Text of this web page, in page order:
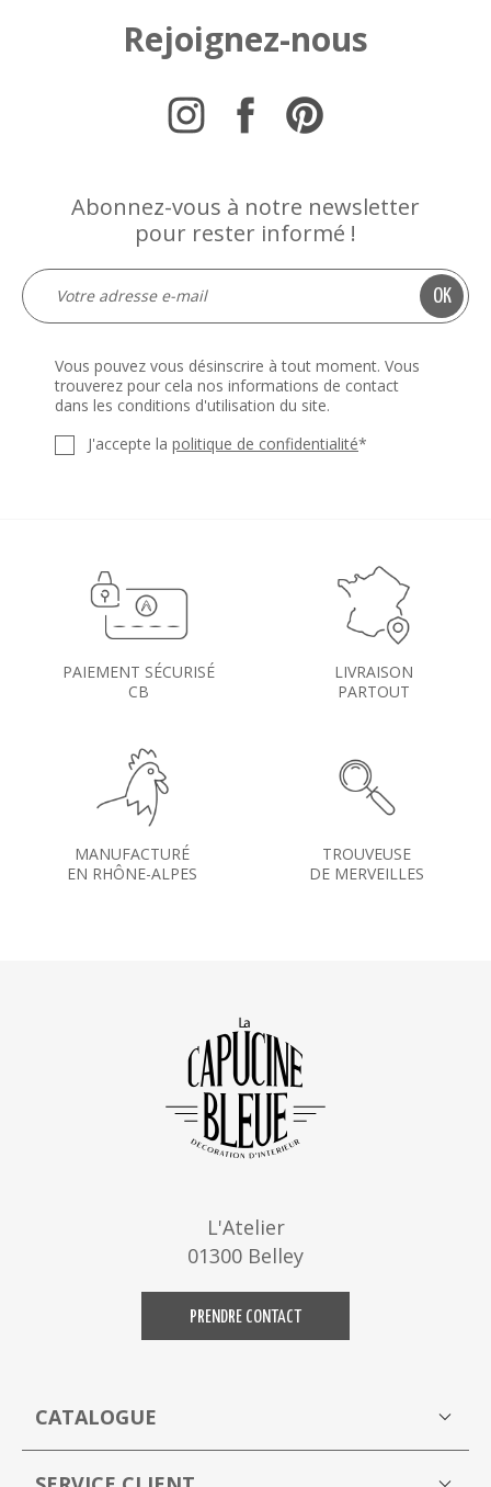
Rejoignez-nous
Abonnez-vous à notre newsletter
pour rester informé !
Vous pouvez vous désinscrire à tout moment. Vous
trouverez pour cela nos informations de contact
dans les conditions d'utilisation du site.
J'accepte la politique de confidentialité*
PAIEMENT SÉCURISÉ
CB
LIVRAISON
PARTOUT
MANUFACTURÉ
EN RHÔNE-ALPES
TROUVEUSE
DE MERVEILLES
CATALOGUE
Boutique
L'Atelier
01300 Belley
PRENDRE CONTACT